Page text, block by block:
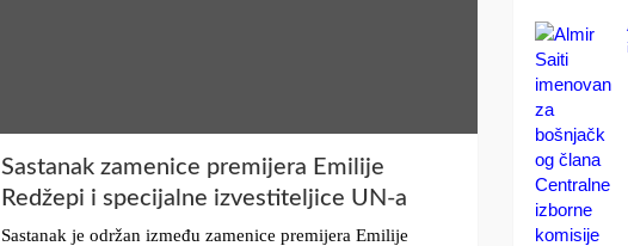
Sastanak zamenice premijera Emilije
Redžepi i specijalne izvestiteljice UN-a
Sastanak je održan između zamenice premijera Emilije